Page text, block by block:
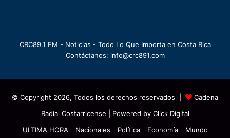
CRC89.1 FM - Noticias - Todo Lo Que Importa en Costa Rica
Contáctanos: info@crc891.com
© Copyright 2026, Todos los derechos reservados |
Cadena
Radial Costarricense | Powered by Click Digital
ULTIMA HORA
Nacionales Política Economía Mundo